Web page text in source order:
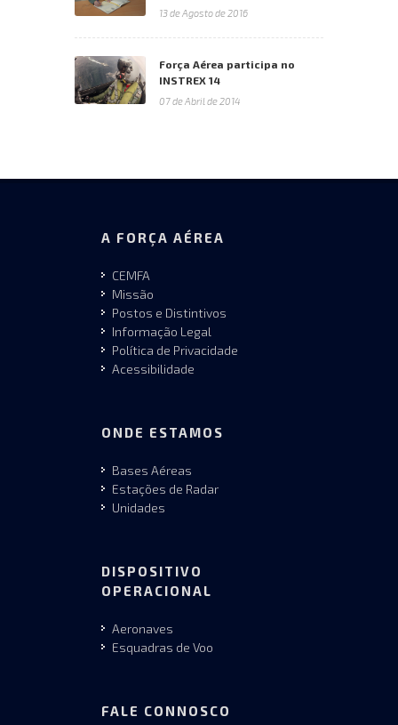
13 de Agosto de 2016
Força Aérea participa no
INSTREX 14
07 de Abril de 2014
A FORÇA AÉREA
CEMFA
Missão
Postos e Distintivos
Informação Legal
Política de Privacidade
Acessibilidade
ONDE ESTAMOS
Bases Aéreas
Estações de Radar
Unidades
DISPOSITIVO
OPERACIONAL
Aeronaves
Esquadras de Voo
FALE CONNOSCO